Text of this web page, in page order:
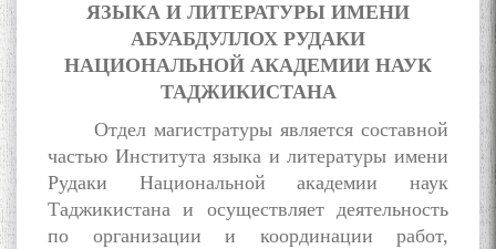
ЯЗЫКА И ЛИТЕРАТУРЫ ИМЕНИ
АБУАБДУЛЛОХ РУДАКИ
НАЦИОНАЛЬНОЙ АКАДЕМИИ НАУК
ТАДЖИКИСТАНА
Отдел магистратуры является составной
частью Института языка и литературы имени
Рудаки Национальной академии наук
Таджикистана и осуществляет деятельность
по организации и координации работ,